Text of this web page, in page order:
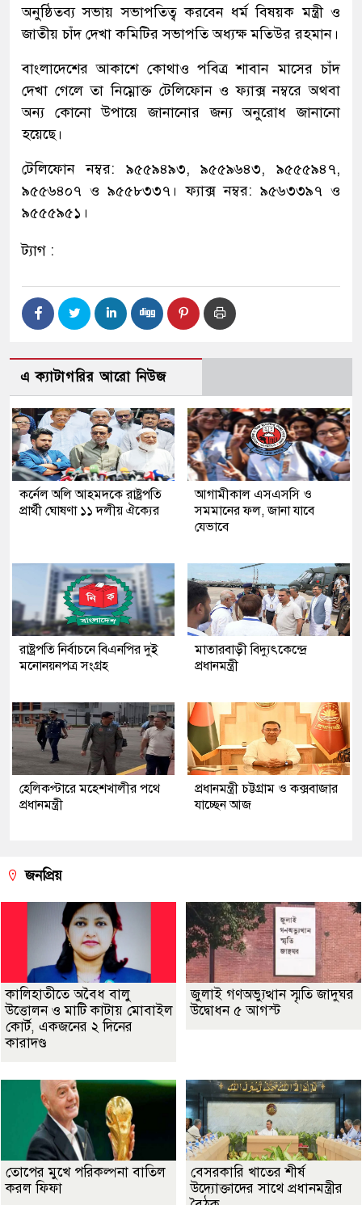
অনুষ্ঠিতব্য সভায় সভাপতিত্ব করবেন ধর্ম বিষয়ক মন্ত্রী ও
জাতীয় চাঁদ দেখা কমিটির সভাপতি অধ্যক্ষ মতিউর রহমান।
বাংলাদেশের আকাশে কোথাও পবিত্র শাবান মাসের চাঁদ
দেখা গেলে তা নিম্নোক্ত টেলিফোন ও ফ্যাক্স নম্বরে অথবা
অন্য কোনো উপায়ে জানানোর জন্য অনুরোধ জানানো
হয়েছে।
টেলিফোন নম্বর: ৯৫৫৯৪৯৩, ৯৫৫৯৬৪৩, ৯৫৫৫৯৪৭,
৯৫৫৬৪০৭ ও ৯৫৫৮৩৩৭। ফ্যাক্স নম্বর: ৯৫৬৩৩৯৭ ও
৯৫৫৫৯৫১।
ট্যাগ :
এ ক্যাটাগরির আরো নিউজ
কর্নেল অলি আহমদকে রাষ্ট্রপতি
প্রার্থী ঘোষণা ১১ দলীয় ঐক্যের
আগামীকাল এসএসসি ও
সমমানের ফল, জানা যাবে
যেভাবে
রাষ্ট্রপতি নির্বাচনে বিএনপির দুই
মনোনয়নপত্র সংগ্রহ
মাতারবাড়ী বিদ্যুৎকেন্দ্রে
প্রধানমন্ত্রী
হেলিকপ্টারে মহেশখালীর পথে
প্রধানমন্ত্রী
প্রধানমন্ত্রী চট্টগ্রাম ও কক্সবাজার
যাচ্ছেন আজ
জনপ্রিয়
কালিহাতীতে অবৈধ বালু
উত্তোলন ও মাটি কাটায় মোবাইল
কোর্ট, একজনের ২ দিনের
কারাদণ্ড
জুলাই গণঅভ্যুত্থান স্মৃতি জাদুঘর
উদ্বোধন ৫ আগস্ট
তোপের মুখে পরিকল্পনা বাতিল
করল ফিফা
বেসরকারি খাতের শীর্ষ
উদ্যোক্তাদের সাথে প্রধানমন্ত্রীর